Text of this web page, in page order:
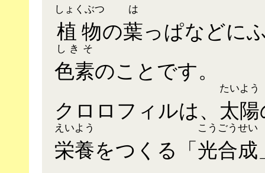
植物
しょくぶつ
の葉
は
っぱなどに
色素
しきそ
のことです。
クロロフィルは、 太陽
たいよう
栄養
えいよう
をつくる「光合成
こうごうせい